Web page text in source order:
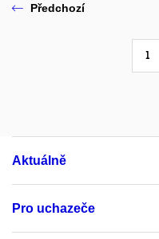
Předchozí
1
Aktuálně
Pro uchazeče